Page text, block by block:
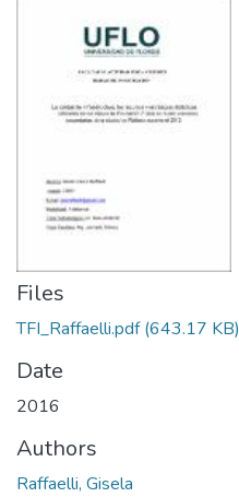
Files
TFI_Raffaelli.pdf(643.17 KB)
Date
2016
Authors
Raffaelli, Gisela